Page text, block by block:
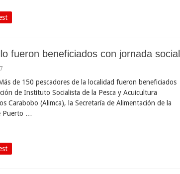
fueron beneficiados con jornada social
de 150 pescadores de la localidad fueron beneficiados
de Instituto Socialista de la Pesca y Acuicultura
Carabobo (Alimca), la Secretaría de Alimentación de la
Puerto …